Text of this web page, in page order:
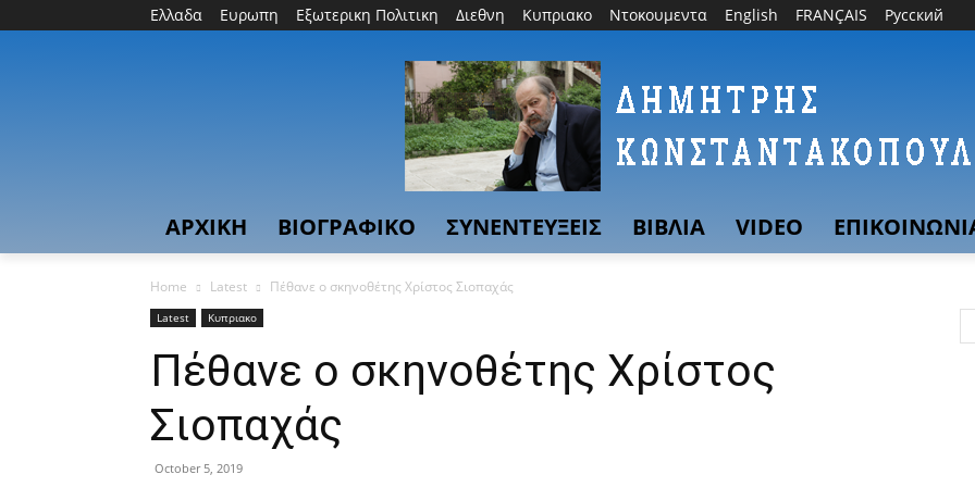
Ελλαδα Ευρωπη Εξωτερικη Πολιτικη Διεθνη Κυπριακο Ντοκουμεντα English FRANÇAIS Русский
ΑΡΧΙΚΗ ΒΙΟΓΡΑΦΙΚΟ ΣΥΝΕΝΤΕΥΞΕΙΣ ΒΙΒΛΙΑ VIDEO
Home Latest Πέθανε ο σκηνοθέτης Χρίστος Σιοπαχάς
Latest Κυπριακο
Πέθανε ο σκηνοθέτης Χρίστος
Σιοπαχάς
October 5, 2019